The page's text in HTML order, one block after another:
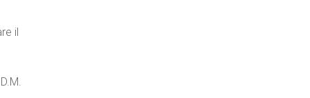
il